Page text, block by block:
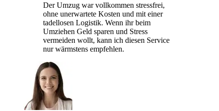
Der Umzug war vollkommen stressfrei,
ohne unerwartete Kosten und mit einer
tadellosen Logistik. Wenn ihr beim
Umziehen Geld sparen und Stress
vermeiden wollt, kann ich diesen Service
nur wärmstens empfehlen.